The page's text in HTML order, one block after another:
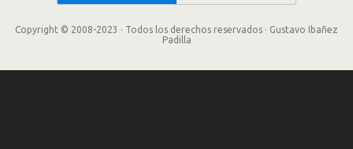
Copyright © 2008-2023 · Todos los derechos reservados · Gustavo Ibañez
Padilla